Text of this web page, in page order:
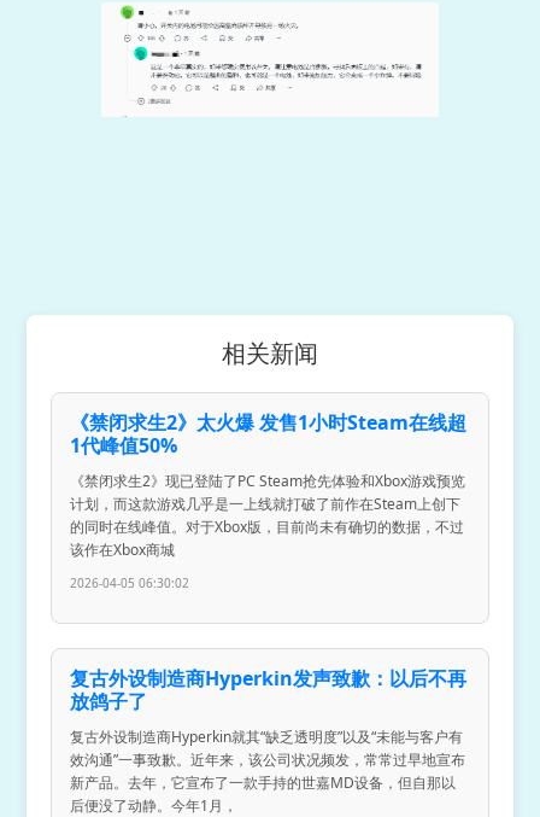
相关新闻
《禁闭求生2》太火爆 发售1小时Steam在线超
1代峰值50%
《禁闭求生2》现已登陆了PC Steam抢先体验和Xbox游戏预览
计划，而这款游戏几乎是一上线就打破了前作在Steam上创下
的同时在线峰值。对于Xbox版，目前尚未有确切的数据，不过
该作在Xbox商城
2026-04-05 06:30:02
复古外设制造商Hyperkin发声致歉：以后不再
放鸽子了
复古外设制造商Hyperkin就其“缺乏透明度”以及“未能与客户有
效沟通”一事致歉。近年来，该公司状况频发，常常过早地宣布
新产品。去年，它宣布了一款手持的世嘉MD设备，但自那以
后便没了动静。今年1月，